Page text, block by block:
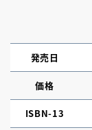
発売日
価格
ISBN-13